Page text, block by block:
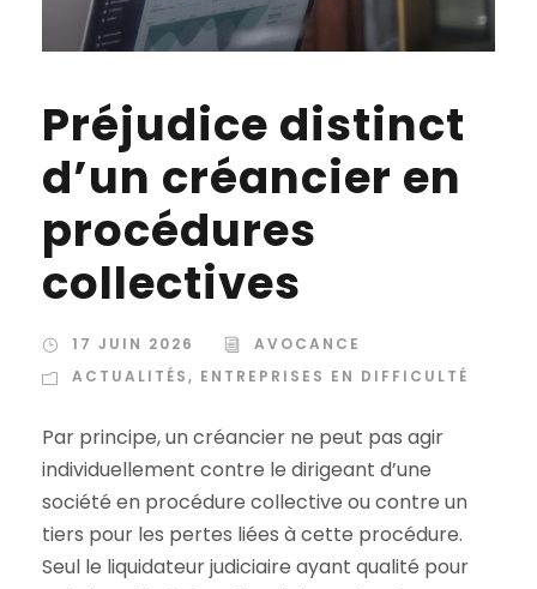
Préjudice distinct
d’un créancier en
procédures
collectives
17 JUIN 2026
AVOCANCE
ACTUALITÉS, ENTREPRISES EN DIFFICULTÉ
Par principe, un créancier ne peut pas agir
individuellement contre le dirigeant d’une
société en procédure collective ou contre un
tiers pour les pertes liées à cette procédure.
Seul le liquidateur judiciaire ayant qualité pour